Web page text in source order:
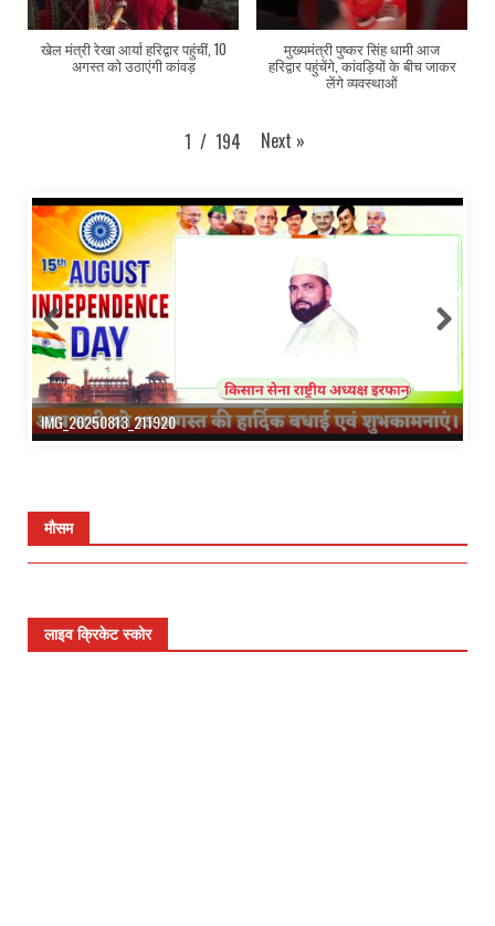
खेल मंत्री रेखा आर्या हरिद्वार पहुंचीं, 10
अगस्त को उठाएंगी कांवड़
मुख्यमंत्री पुष्कर सिंह धामी आज
हरिद्वार पहुंचेंगे, कांवड़ियों के बीच जाकर
लेंगे व्यवस्थाओं
1 / 194 Next »
IMG_20250813_211920
मौसम
लाइव क्रिकेट स्कोर